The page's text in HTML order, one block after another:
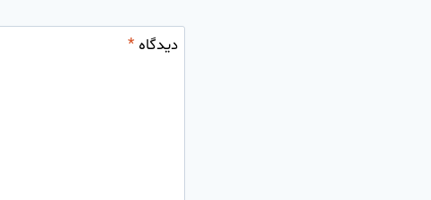
دیدگاه*